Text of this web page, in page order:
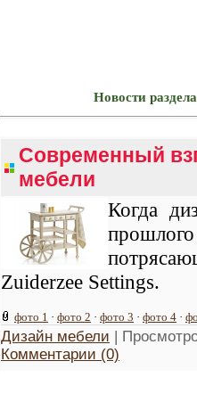
Новости
Современный
мебели
Когда
Zuiderzee Settings.
фото 1 · фото 2 · фото 3 · фото 4 ·
Дизайн мебели |
Комментарии (0)